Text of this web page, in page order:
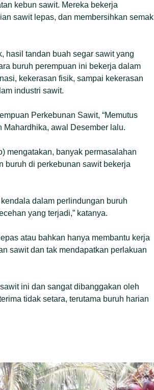
kebun sawit. Mereka bekerja
sawit lepas, dan membersihkan semak
hasil tandan buah segar sawit yang
buruh perempuan ini bekerja dalam
kekerasan fisik, sampai kekerasan
industri sawit.
Perkebunan Sawit, “Memutus
Mahardhika, awal Desember lalu.
mengatakan, banyak permasalahan
buruh di perkebunan sawit bekerja
dalam perlindungan buruh
yang terjadi,” katanya.
atau bahkan hanya membantu kerja
sawit dan tak mendapatkan perlakuan
ini dan sangat dibanggakan oleh
tidak setara, terutama buruh harian